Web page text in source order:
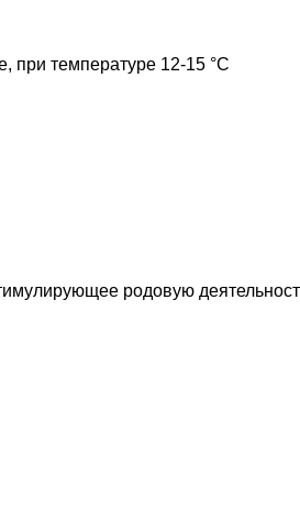
при температуре 12-15 °C
родовую